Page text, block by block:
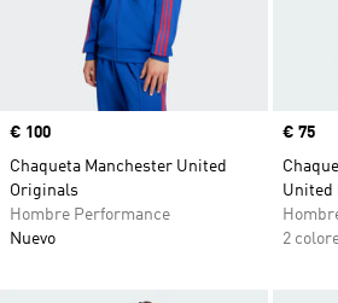
Precio
€ 100
Chaqueta Manchester United
Originals
Hombre Performance
Nuevo
Precio
€ 75
United
2